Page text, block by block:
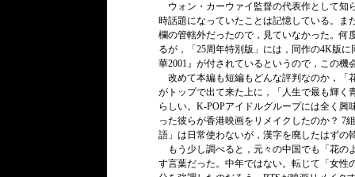
ウォン・カーウァイ監督の代表作として知
時話題になっていたことは記憶している。ま
欄の管轄外だったので，見ていなかった。何
るが，「25周年特別版」には，同作の4K版
華2001』が付されているというので，この機
改めて本編も短編もどんな評判なのか，「
がトップで出て来た上に，「人生で最も輝く
らしい。K-POPアイドルグループには全く
った彼らが香港映画をリメイクしたのか？ 7
語」は日常使わないが，漢字を廃したはずの
もう少し調べると，元々の中国でも「花の
す言葉だった。中年ではない。転じて「女性